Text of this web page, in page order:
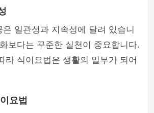
일관성과 지속성에 달려 있습니
보다는 꾸준한 실천이 중요합니다.
라 식이요법은 생활의 일부가 되어
요법